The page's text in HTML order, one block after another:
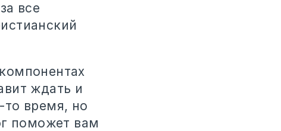
все
ждать и
то время, но
поможет вам